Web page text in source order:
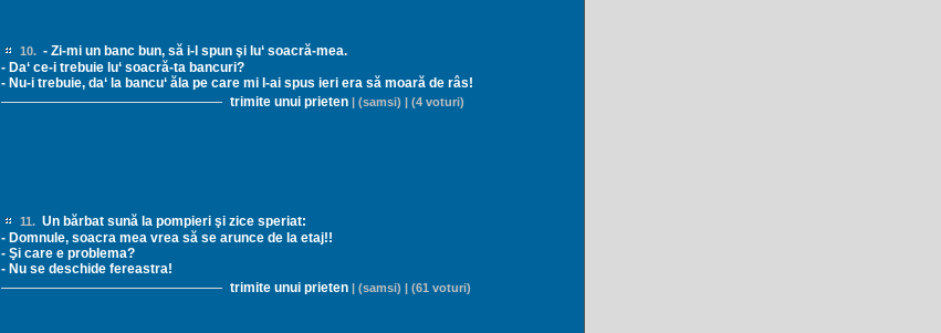
10. - Zi-mi un banc bun, să i-l spun şi lu‘ soacră-mea.
- Da‘ ce-i trebuie lu‘ soacră-ta bancuri?
- Nu-i trebuie, da‘ la bancu‘ ăla pe care mi l-ai spus ieri era să moară de râs!
trimite unui prieten | (samsi) | (4 voturi)
11. Un bărbat sună la pompieri şi zice speriat:
- Domnule, soacra mea vrea să se arunce de la etaj!!
- Şi care e problema?
- Nu se deschide fereastra!
trimite unui prieten | (samsi) | (61 voturi)